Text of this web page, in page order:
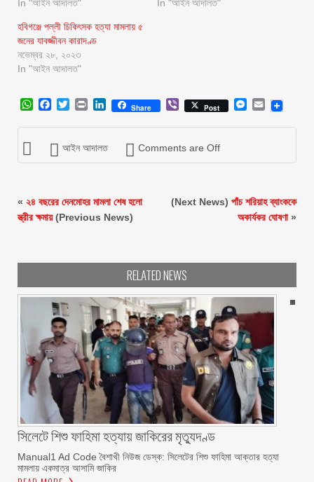
In "আইন আদালত"
In "আইন আদালত"
হবিগঞ্জে পল্লী চিকিৎসক হত্যা মামলায় ৫
জনের যাবজ্জীবন কারাদণ্ড
নভেম্বর ২৮, ২০২৩
In "আইন আদালত"
WhatsApp
Facebook
Twitter
Print LinkedIn
Share ViberPost Messenger
Email
আইন আদালত Comments are Off
« ২৪ বছরের দেনমোহর মামলা শেষ হলো
স্ত্রীর ক্ষমায়(Previous News)
(Next News) পাঁচ শরিয়াহ ব্যাংককে
অকার্যকর ঘোষণা»
RELATED NEWS
সিলেটে শিশু ফাহিমা হত্যায় জাকিরের মৃত্যুদণ্ড
Manual1 Ad Code বৈশাখী নিউজ ডেস্ক: সিলেটের শিশু ফাহিমা আক্তার হত্যা
মামলায় একমাত্র আসামি জাকির